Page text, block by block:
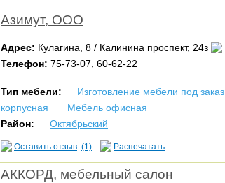
Азимут, ООО
Адрес: Кулагина, 8 / Калинина проспект, 24з
Телефон: 75-73-07, 60-62-22
Тип мебели: Изготовление мебели под заказ
корпусная
Мебель офисная
Район:
Октябрьский
Оставить отзыв (1) Распечатать
АККОРД, мебельный салон